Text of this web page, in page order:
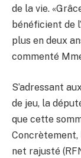
de la vie.
bénéficient de
plus en deux
commenté
S’adressant
de jeu, la
que cette
net rajusté